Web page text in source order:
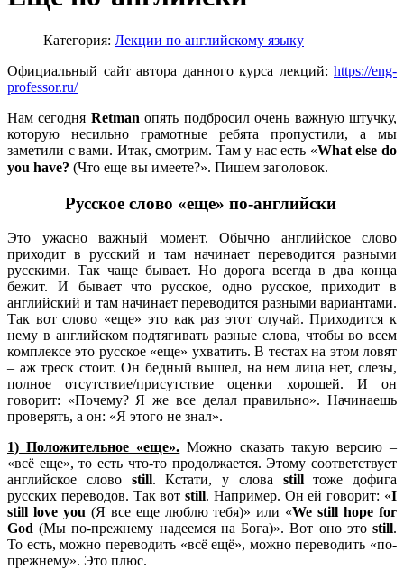
Категория: Лекции по английскому языку
Официальный сайт автора данного курса лекций: https://eng-
professor.ru/
Нам сегодня Retman опять подбросил очень важную штучку,
которую несильно грамотные ребята пропустили, а мы
заметили с вами. Итак, смотрим. Там у нас есть «Whatelsedo
you have? (Что еще вы имеете?». Пишем заголовок.
Русское слово «еще» по-английски
Это ужасно важный момент. Обычно английское слово
приходит в русский и там начинает переводится разными
русскими. Так чаще бывает. Но дорога всегда в два конца
бежит. И бывает что русское, одно русское, приходит в
английский и там начинает переводится разными вариантами.
Так вот слово «еще» это как раз этот случай. Приходится к
нему в английском подтягивать разные слова, чтобы во всем
комплексе это русское «еще» ухватить. В тестах на этом ловят
– аж треск стоит. Он бедный вышел, на нем лица нет, слезы,
полное отсутствие/присутствие оценки хорошей. И он
говорит: «Почему? Я же все делал правильно». Начинаешь
проверять, а он: «Я этого не знал».
1) Положительное «еще». Можно сказать такую версию –
«всё еще», то есть что-то продолжается. Этому соответствует
английское слово still. Кстати, у слова stillтоже дофига
русских переводов. Так вотstill. Например. Он ей говорит: «I
still love you (Я все еще люблю тебя)» или «Westillhopefor
God (Мы по-прежнему надеемся на Бога)». Вот оно это still.
То есть, можно переводить «всё ещё», можно переводить «по-
прежнему». Это плюс.